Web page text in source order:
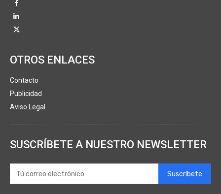
OTROS ENLACES
Contacto
Publicidad
Aviso Legal
SUSCRÍBETE A NUESTRO NEWSLETTER
Suscríbete